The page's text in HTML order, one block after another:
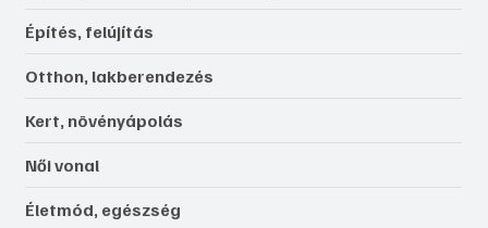
Építés, felújítás
Otthon, lakberendezés
Kert, növényápolás
Női vonal
Életmód, egészség